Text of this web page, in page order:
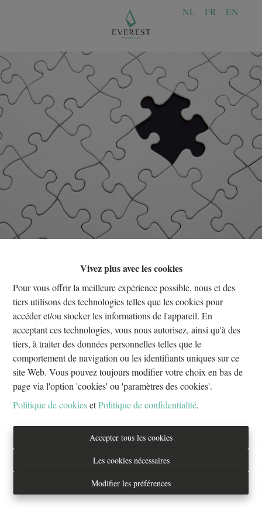
Vivez plus avec les cookies
Pour vous offrir la meilleure expérience possible, nous et des
tiers utilisons des technologies telles que les cookies pour
accéder et/ou stocker les informations de l'appareil. En
acceptant ces technologies, vous nous autorisez, ainsi qu'à des
tiers, à traiter des données personnelles telles que le
comportement de navigation ou les identifiants uniques sur ce
site Web. Vous pouvez toujours modifier votre choix en bas de
page via l'option 'cookies' ou 'paramètres des cookies'.
Politique de cookiesetPolitique de confidentialité.
Accepter tous les cookies
Les cookies nécessaires
Modifier les préférences
NL FR EN
Oups, cette page n'existe plus
À Vendre À Louer
Tél. : 02/733.70.70
Real estate